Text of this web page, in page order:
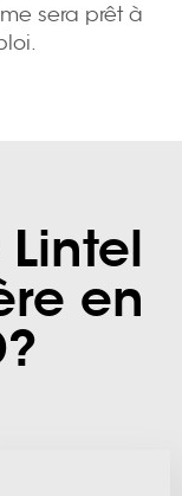
sera prêt à
en